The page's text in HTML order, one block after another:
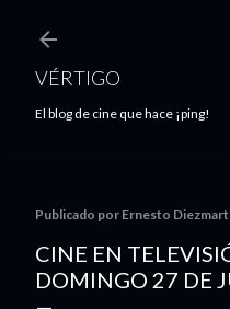
VÉRTIGO
El blog de cine que hace ¡ping!
Publicado por Ernesto
CINE EN
DOMINGO 27 DE